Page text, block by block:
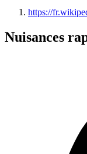
https://
Nuisances